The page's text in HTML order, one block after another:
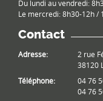
Du lundi au vendredi:
Le mercredi: 8h30-12h /
Contact
Adresse:
2 rue
38120
Téléphone:
04 76
04 76